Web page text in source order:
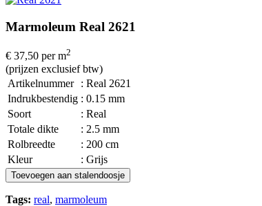
Marmoleum Real 2621
€ 37,50 per m2
(prijzen exclusief btw)
Artikelnummer
: Real 2621
Indrukbestendig : 0.15 mm
Soort
: Real
Totale dikte
: 2.5 mm
Rolbreedte
: 200 cm
Kleur
: Grijs
Toevoegen aan stalendoosje
Tags: real, marmoleum